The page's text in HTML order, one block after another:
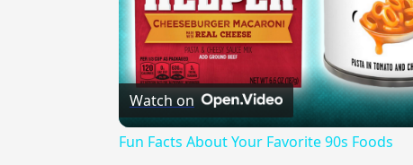
Watch on
Fun Facts About Your Favorite 90s Foods